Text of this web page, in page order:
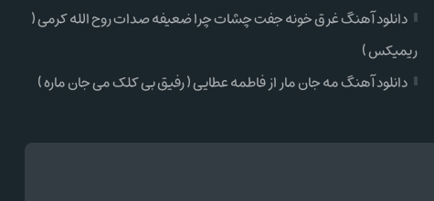
دانلود آهنگ غرق خونه جفت چشات چرا ضعیفه صدات روح الله کرمی (
ریمیکس )
دانلود آهنگ مه جان مار از فاطمه عطایی ( رفیق بی کلک می جان ماره )